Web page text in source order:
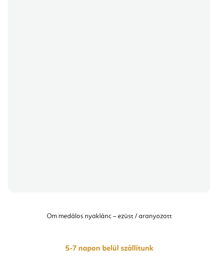
Om medálos nyaklánc – ezüst / aranyozott
5-7 napon belül szállítunk